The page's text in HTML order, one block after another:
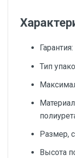
Тип
Размер,
Высота